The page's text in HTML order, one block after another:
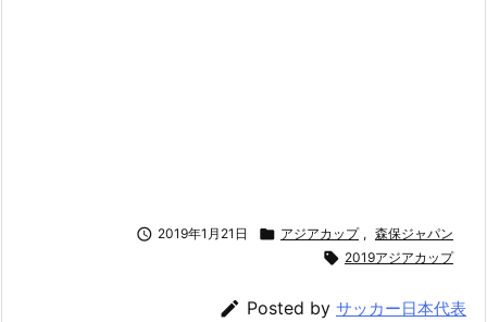
 2019年1月21日  アジアカップ , 森保ジャパン
 2019アジアカップ
 Posted by サッカー日本代表